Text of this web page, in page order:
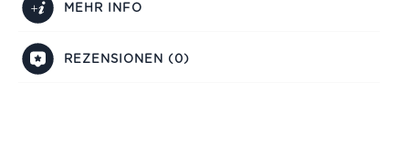
MEHR INFO
REZENSIONEN (0)